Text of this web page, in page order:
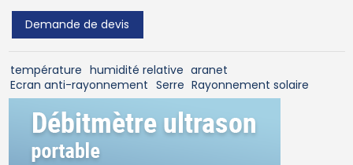
Demande de devis
température humidité relative aranet
Ecran anti-rayonnement Serre Rayonnement solaire